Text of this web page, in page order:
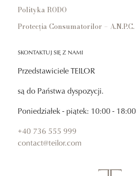
Polityka RODO
Protecția Consumatorilor – A.N.P.C.
SKONTAKTUJ SIĘ Z NAMI
Przedstawiciele TEILOR
są do Państwa dyspozycji.
Poniedziałek - piątek: 10:00 - 18:00
+40 736 555 999
contact@teilor.com